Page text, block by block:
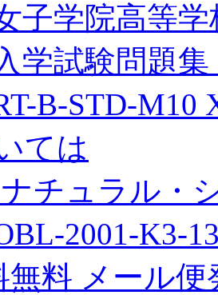
子学院高等
学試験問題集
B-STD-M10
ては
チュラル・
2001-K3-
料 メール便